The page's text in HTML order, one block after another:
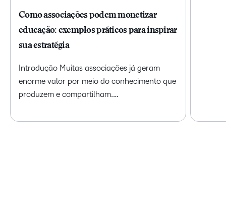
Como associações podem monetizar
educação: exemplos práticos para inspirar
sua estratégia
Introdução Muitas associações já geram
enorme valor por meio do conhecimento que
produzem e compartilham.…